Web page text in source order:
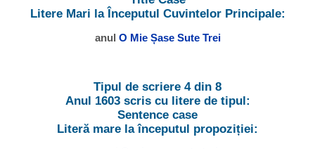
Litere Mari la Începutul Cuvintelor Principale:
anul O Mie Șase Sute Trei
Tipul de scriere 4 din 8
Anul 1603 scris cu litere de tipul:
Sentence case
Literă mare la începutul propoziției: